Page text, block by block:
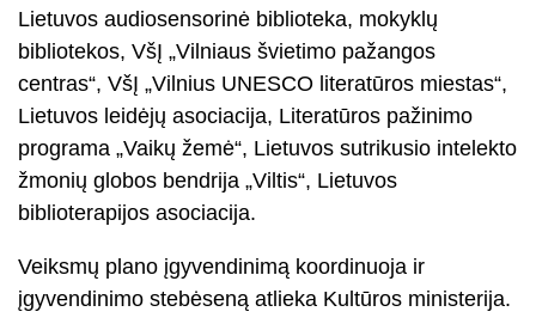
Lietuvos audiosensorinė biblioteka, mokyklų
bibliotekos, VšĮ „Vilniaus švietimo pažangos
centras“, VšĮ „Vilnius UNESCO literatūros miestas“,
Lietuvos leidėjų asociacija, Literatūros pažinimo
programa „Vaikų žemė“, Lietuvos sutrikusio intelekto
žmonių globos bendrija „Viltis“, Lietuvos
biblioterapijos asociacija.
Veiksmų plano įgyvendinimą koordinuoja ir
įgyvendinimo stebėseną atlieka Kultūros ministerija.